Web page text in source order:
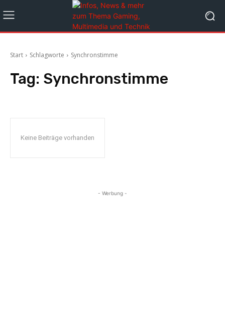
Start Schlagworte Synchronstimme
Tag: Synchronstimme
Keine Beiträge vorhanden
- Werbung -